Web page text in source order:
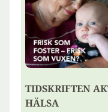
TIDSKRIFTEN
HÄLSA